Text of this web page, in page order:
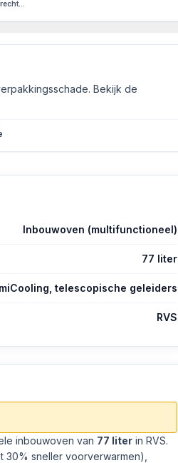
Bekijk de
Inbouwoven (multifunctioneel)
77 liter
telescopische geleiders
RVS
inbouwoven van 77 liter in RVS.
30% sneller voorverwarmen),